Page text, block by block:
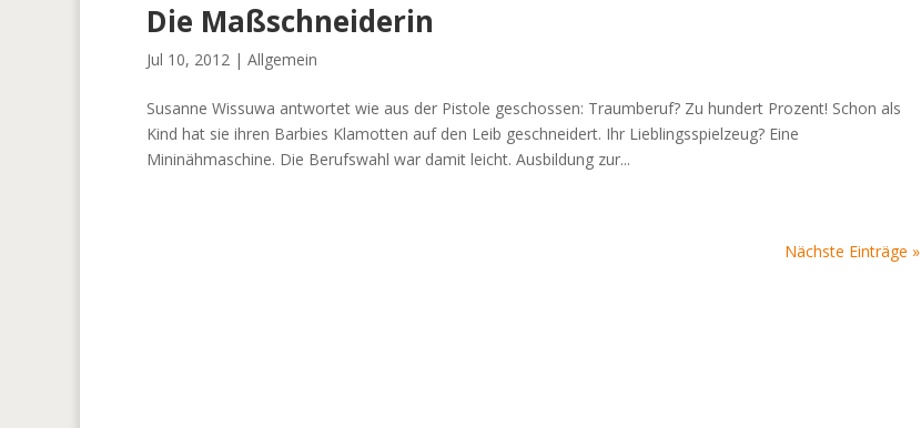
Die Maßschneiderin
Jul 10, 2012 | Allgemein
Susanne Wissuwa antwortet wie aus der Pistole geschossen: Traumberuf? Zu hundert Prozent! Schon als
Kind hat sie ihren Barbies Klamotten auf den Leib geschneidert. Ihr Lieblingsspielzeug? Eine
Mininähmaschine. Die Berufswahl war damit leicht. Ausbildung zur...
Nächste Einträge »